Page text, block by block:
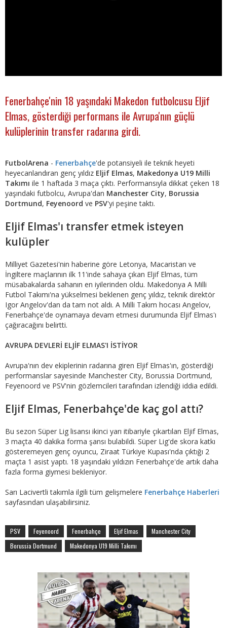
Fenerbahçe'nin 18 yaşındaki Makedon futbolcusu Eljif
Elmas, gösterdiği performans ile Avrupa'nın güçlü
kulüplerinin transfer radarına girdi.
FutbolArena - Fenerbahçe'de potansiyeli ile teknik heyeti
heyecanlandıran genç yıldız Eljif Elmas, Makedonya U19 Milli
Takımı ile 1 haftada 3 maça çıktı. Performansıyla dikkat çeken 18
yaşındaki futbolcu, Avrupa'dan Manchester City, Borussia
Dortmund, Feyenoord ve PSV'yi peşine taktı.
Eljif Elmas'ı transfer etmek isteyen
kulüpler
Milliyet Gazetesi'nin haberine göre Letonya, Macaristan ve
İngiltere maçlarının ilk 11'inde sahaya çıkan Eljif Elmas, tüm
müsabakalarda sahanın en iyilerinden oldu. Makedonya A Milli
Futbol Takımı'na yükselmesi beklenen genç yıldız, teknik direktör
Igor Angelov'dan da tam not aldı. A Milli Takım hocası Angelov,
Fenerbahçe'de oynamaya devam etmesi durumunda Eljif Elmas'ı
çağıracağını belirtti.
AVRUPA DEVLERİ ELJİF ELMAS'I İSTİYOR
Avrupa'nın dev ekiplerinin radarına giren Eljif Elmas'ın, gösterdiği
performanslar sayesinde Manchester City, Borussia Dortmund,
Feyenoord ve PSV'nin gözlemcileri tarafından izlendiği iddia edildi.
Eljif Elmas, Fenerbahçe'de kaç gol attı?
Bu sezon Süper Lig lisansı ikinci yarı itibariyle çıkartılan Eljif Elmas,
3 maçta 40 dakika forma şansı bulabildi. Süper Lig'de skora katkı
gösteremeyen genç oyuncu, Ziraat Türkiye Kupası'nda çıktığı 2
maçta 1 asist yaptı. 18 yaşındaki yıldızın Fenerbahçe'de artık daha
fazla forma giymesi bekleniyor.
Sarı Lacivertli takımla ilgili tüm gelişmelere Fenerbahçe Haberleri
sayfasından ulaşabilirsiniz.
PSV Feyenoord Fenerbahçe Eljif Elmas
Manchester City
Borussia Dortmund
Makedonya U19 Milli Takımı